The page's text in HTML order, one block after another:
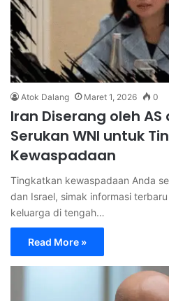
Atok Dalang Maret 1, 2026 0
Iran Diserang oleh
Serukan WNI untuk
Kewaspadaan
Tingkatkan kewaspadaan Anda
dan Israel, simak informasi
keluarga di tengah…
Read More »